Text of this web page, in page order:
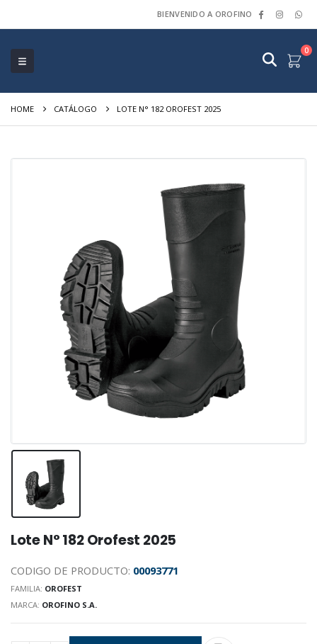
BIENVENIDO A OROFINO
0
HOME CATÁLOGO LOTE N° 182 OROFEST 2025
Lote N° 182 Orofest 2025
CODIGO DE PRODUCTO: 00093771
FAMILIA: OROFEST
MARCA: OROFINO S.A.